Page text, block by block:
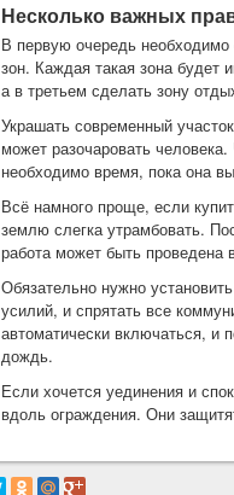
Несколько важных
В первую очередь необходимо
зон. Каждая такая зона будет
а в третьем сделать зону
Украшать современный
может разочаровать
необходимо время, пока она
Всё намного проще, если
землю слегка утрамбовать.
работа может быть проведена
Обязательно нужно
усилий, и спрятать все
автоматически включаться, и
дождь.
Если хочется уединения и
вдоль ограждения. Они